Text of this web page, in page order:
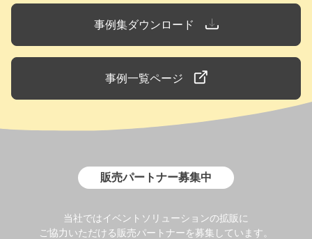
事例集ダウンロード
事例一覧ページ
販売パートナー募集中
当社ではイベントソリューションの拡販に
ご協力いただける販売パートナーを募集しています。